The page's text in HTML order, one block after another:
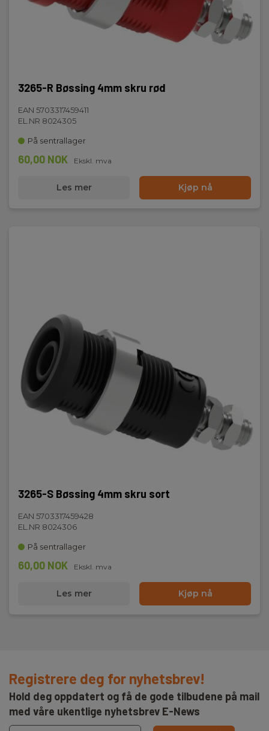
3265-R Bøssing 4mm skru rød
EAN 5703317459411
EL.NR 8024305
På sentrallager
60,00 NOK Ekskl. mva
Les mer Kjøp nå
3265-S Bøssing 4mm skru sort
EAN 5703317459428
EL.NR 8024306
På sentrallager
60,00 NOK Ekskl. mva
Les mer Kjøp nå
Registrere deg for nyhetsbrev!
Hold deg oppdatert og få de gode tilbudene på mail
med våre ukentlige nyhetsbrev E-News